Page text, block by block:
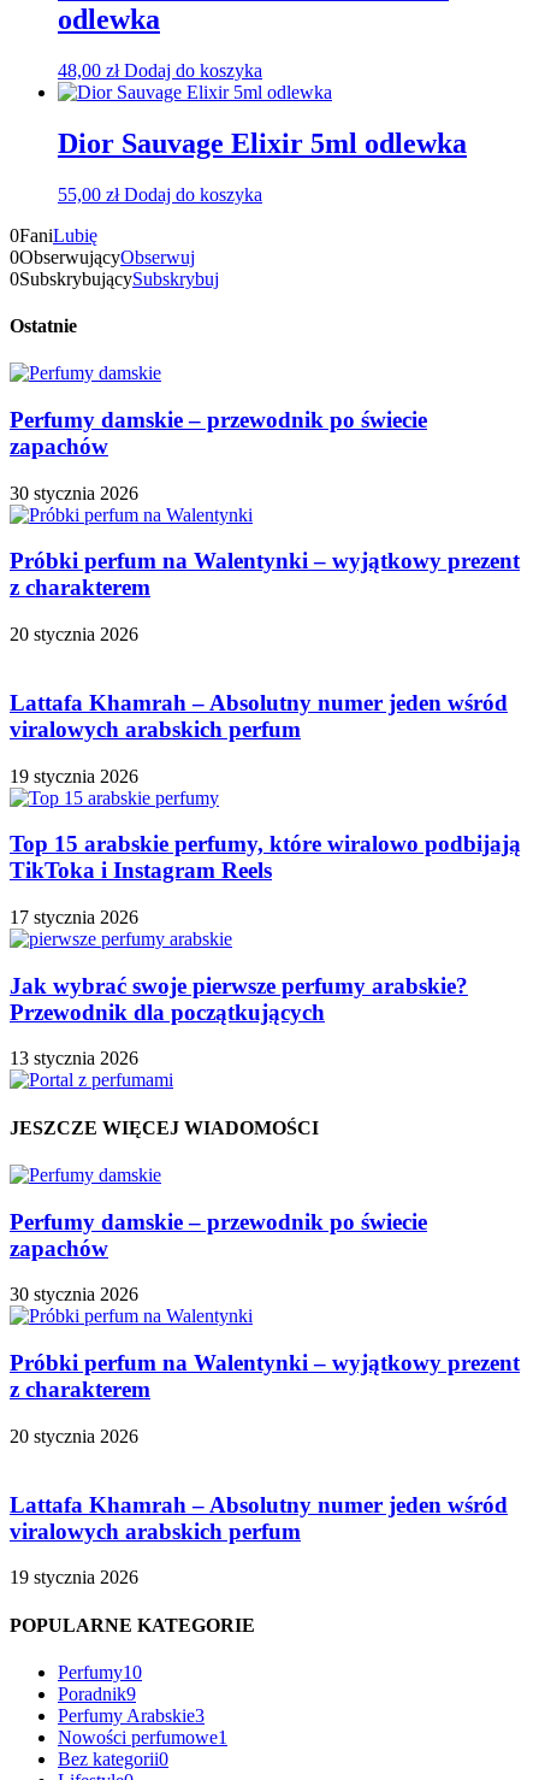
odlewka
48,00 zł Dodaj do koszyka
Dior Sauvage Elixir 5ml odlewka
55,00 zł Dodaj do koszyka
0FaniLubię
0ObserwującyObserwuj
0SubskrybującySubskrybuj
Ostatnie
Perfumy damskie – przewodnik po świecie
zapachów
30 stycznia 2026
Próbki perfum na Walentynki – wyjątkowy prezent
z charakterem
20 stycznia 2026
Lattafa Khamrah – Absolutny numer jeden wśród
viralowych arabskich perfum
19 stycznia 2026
Top 15 arabskie perfumy, które wiralowo podbijają
TikToka i Instagram Reels
17 stycznia 2026
Jak wybrać swoje pierwsze perfumy arabskie?
Przewodnik dla początkujących
13 stycznia 2026
JESZCZE WIĘCEJ WIADOMOŚCI
Perfumy damskie – przewodnik po świecie
zapachów
30 stycznia 2026
Próbki perfum na Walentynki – wyjątkowy prezent
z charakterem
20 stycznia 2026
Lattafa Khamrah – Absolutny numer jeden wśród
viralowych arabskich perfum
19 stycznia 2026
POPULARNE KATEGORIE
Perfumy10
Poradnik9
Perfumy Arabskie3
Nowości perfumowe1
Bez kategorii0